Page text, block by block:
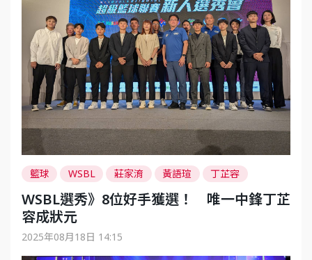
籃球 WSBL 莊家淯 黃語瑄
丁芷容
李盈潔 林紫彤 李依蒨
WSBL選秀》8位好手獲選！ 唯一中鋒丁芷
容成狀元
2025年08月18日 14:15